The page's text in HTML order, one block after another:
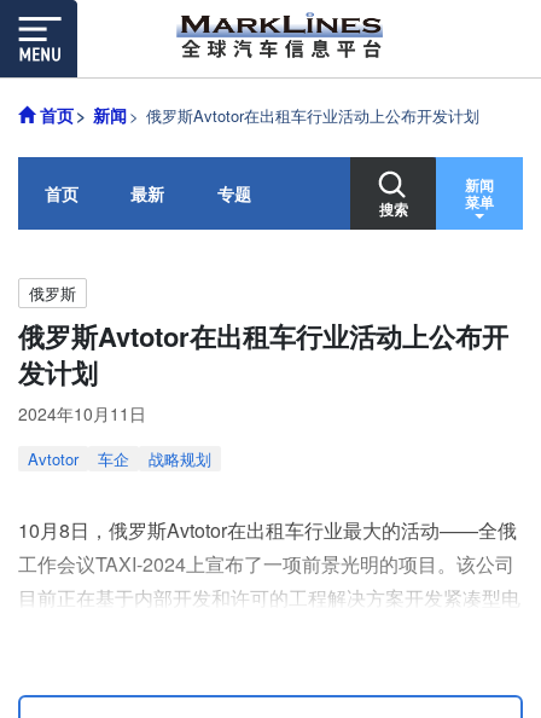
首页 新闻 俄罗斯Avtotor在出租车行业活动上公布开发计划
首页 最新 专题
搜索
新闻
菜单
俄罗斯
俄罗斯Avtotor在出租车行业活动上公布开
发计划
2024年10月11日
Avtotor 车企 战略规划
10月8日，俄罗斯Avtotor在出租车行业最大的活动——全俄
工作会议TAXI-2024上宣布了一项前景光明的项目。该公司
目前正在基于内部开发和许可的工程解决方案开发紧凑型电
Avtotor也在致力于深化本地化。为了实施这些计划，公司根